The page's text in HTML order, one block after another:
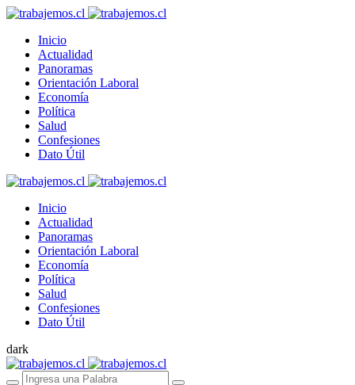
Inicio
Actualidad
Panoramas
Orientación Laboral
Economía
Política
Salud
Confesiones
Dato Útil
Inicio
Actualidad
Panoramas
Orientación Laboral
Economía
Política
Salud
Confesiones
Dato Útil
dark